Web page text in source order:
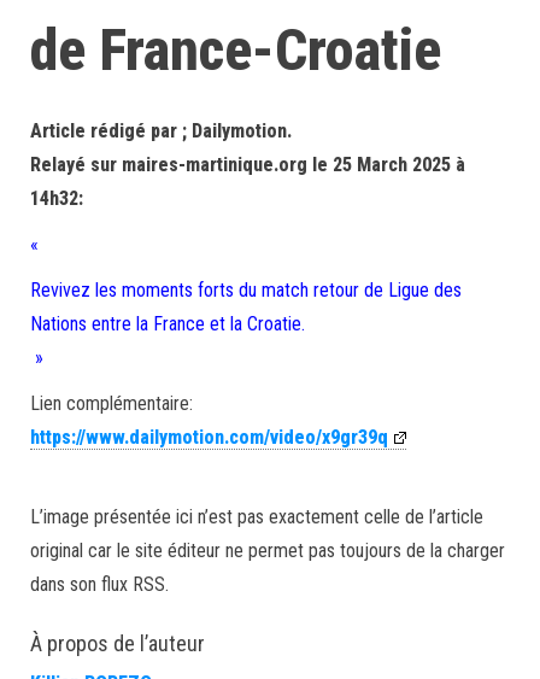
de France-Croatie
Article rédigé par ; Dailymotion.
Relayé sur maires-martinique.org le 25 March 2025 à
14h32:
«
Revivez les moments forts du match retour de Ligue des
Nations entre la France et la Croatie.
»
Lien complémentaire:
https://www.dailymotion.com/video/x9gr39q
L’image présentée ici n’est pas exactement celle de l’article
original car le site éditeur ne permet pas toujours de la charger
dans son flux RSS.
À propos de l’auteur